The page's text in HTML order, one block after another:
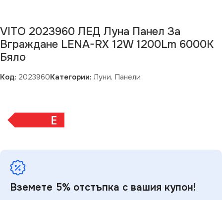
VITO 2023960 ЛЕД Луна Панел За
Вграждане LENA-RX 12W 1200Lm 6000K
Бяло
Код: 2023960Категории: Луни, Панели
E
Вземете 5% отстъпка с вашия купон!